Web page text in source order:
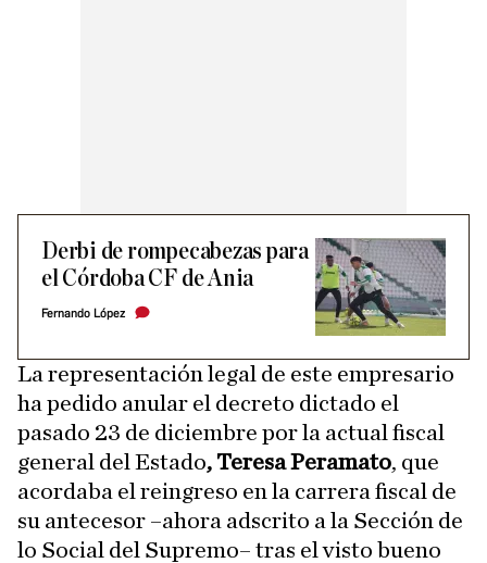
Derbi de rompecabezas para
el Córdoba CF de Ania
Fernando López
La representación legal de este empresario
ha pedido anular el decreto dictado el
pasado 23 de diciembre por la actual fiscal
general del Estado, Teresa Peramato, que
acordaba el reingreso en la carrera fiscal de
su antecesor –ahora adscrito a la Sección de
lo Social del Supremo– tras el visto bueno